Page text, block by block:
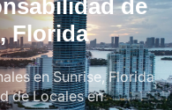
nsabilidad de
, Florida
en Sunrise, Florida
de Locales en